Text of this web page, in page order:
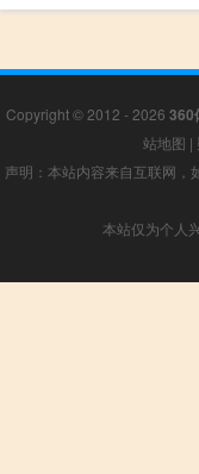
Copyright © 2012 - 2026 360
站地图 |
声明：本站内容来自互联网
本站仅为个人